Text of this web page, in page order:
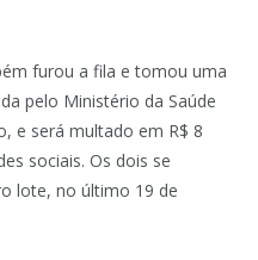
furou a fila e tomou uma
pelo Ministério da Saúde
e será multado em R$ 8
sociais. Os dois se
lote, no último 19 de